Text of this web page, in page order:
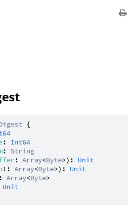
{
: Int64
: String
: Array<Byte>): Unit
!: Array<Byte>): Unit
Array<Byte>
Unit